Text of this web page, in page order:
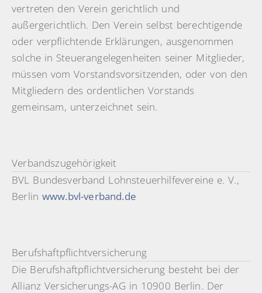
vertreten den Verein gerichtlich und
außergerichtlich. Den Verein selbst berechtigende
oder verpflichtende Erklärungen, ausgenommen
solche in Steuerangelegenheiten seiner Mitglieder,
müssen vom Vorstandsvorsitzenden, oder von den
Mitgliedern des ordentlichen Vorstands
gemeinsam, unterzeichnet sein.
Verbandszugehörigkeit
BVL Bundesverband Lohnsteuerhilfevereine e. V.,
Berlin www.bvl-verband.de
Berufshaftpflichtversicherung
Die Berufshaftpflichtversicherung besteht bei der
Allianz Versicherungs-AG in 10900 Berlin. Der